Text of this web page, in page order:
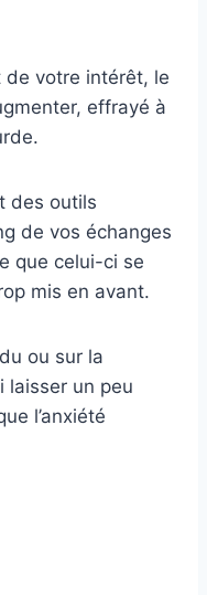
de votre intérêt, le
effrayé à
des outils
de vos échanges
que celui-ci se
mis en avant.
ou sur la
laisser un peu
l’anxiété